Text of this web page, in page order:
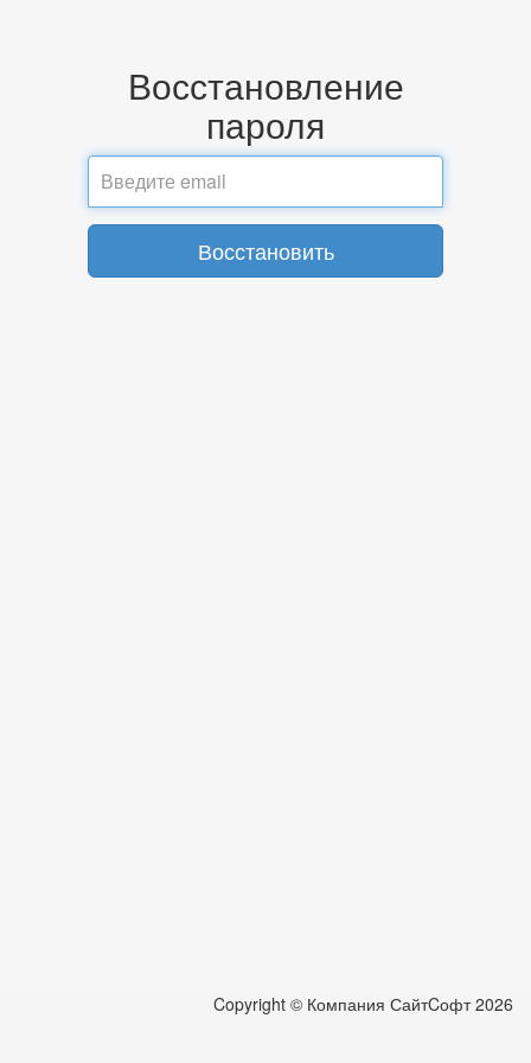
Восстановление
пароля
Введите
email
Восстановить
Copyright © Компания СайтCофт 2026